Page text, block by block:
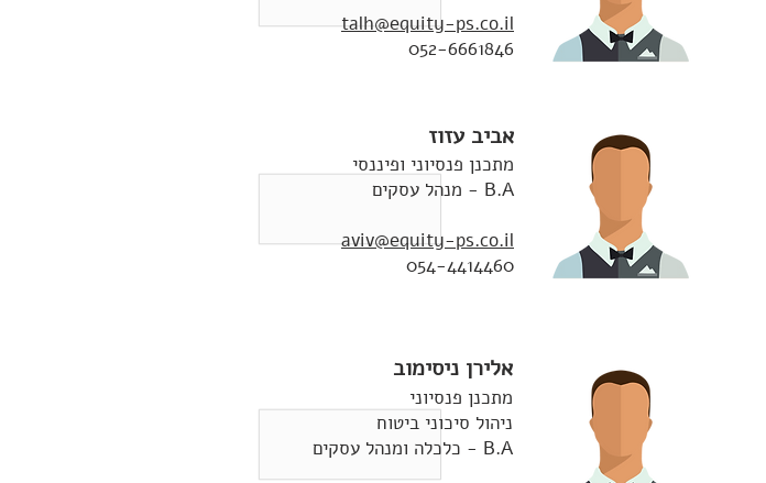
talh@equity-ps.co.il
052-6661846
מתכנן פנסיוני ופיננסי
B.A - מנהל עסקים
aviv@equity-ps.co.il
054-4414460
אביב עזוז
מתכנן פנסיוני
ניהול סיכוני ביטוח
B.A - כלכלה ומנהל עסקים
אלירן ניסימוב